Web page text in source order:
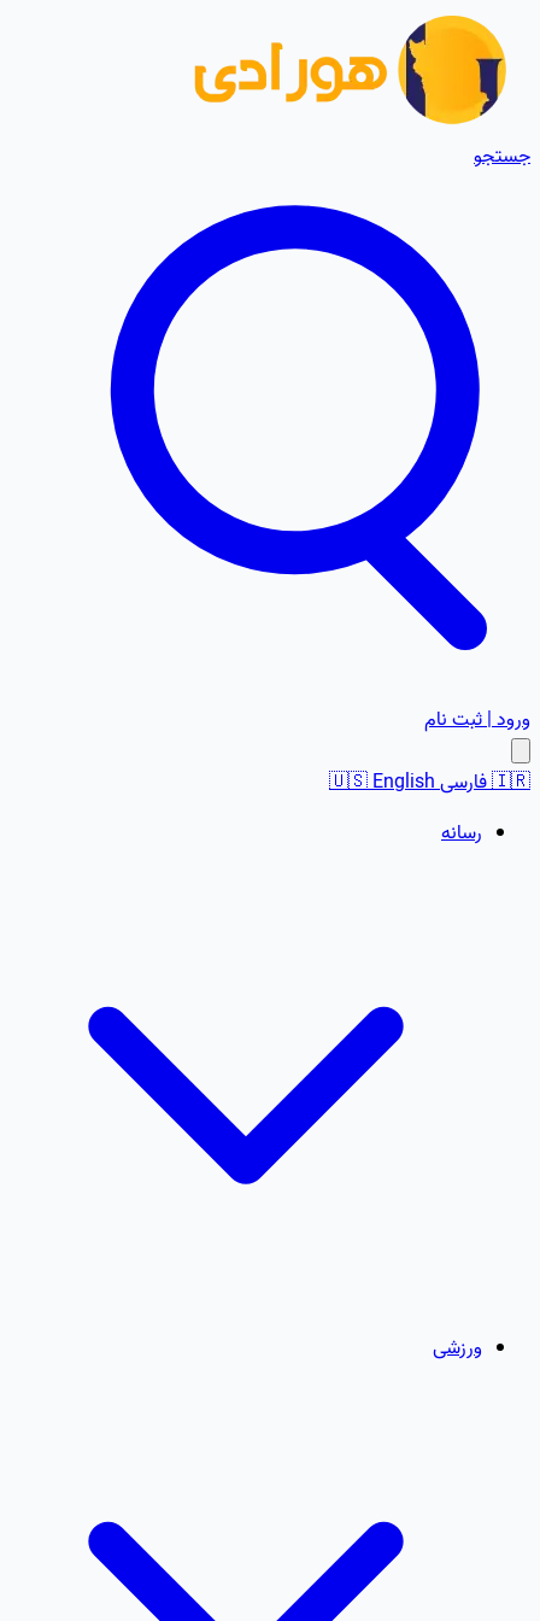
جستجو
ورود | ثبت نام
🇮🇷فارسی 🇺🇸English
رسانه
ورزشی